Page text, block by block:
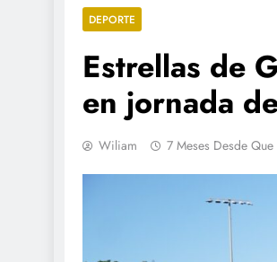
DEPORTE
Estrellas de
en jornada
Wiliam 7 Meses Desde Que